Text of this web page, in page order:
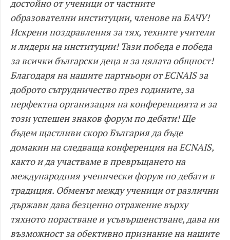
достойно от ученици от частните
образователни институции, членове на БАЧУ!
Искрени поздравления за тях, техните учители
и лидери на институции! Тази победа е победа
за всички български деца и за цялата общност!
Благодаря на нашите партньори от ECNAIS за
доброто сътрудничество през годините, за
перфектна организация на конференцията и за
този успешен знаков форум по дебати! Ще
бъдем щастливи скоро България да бъде
домакин на следваща конференция на ECNAIS,
както и да участваме в превръщането на
международния ученически форум по дебати в
традиция. Обменът между ученици от различни
държави дава безценно отражение върху
тяхното порастване и усъвършенстване, дава ни
възможност за обективно признание на нашите